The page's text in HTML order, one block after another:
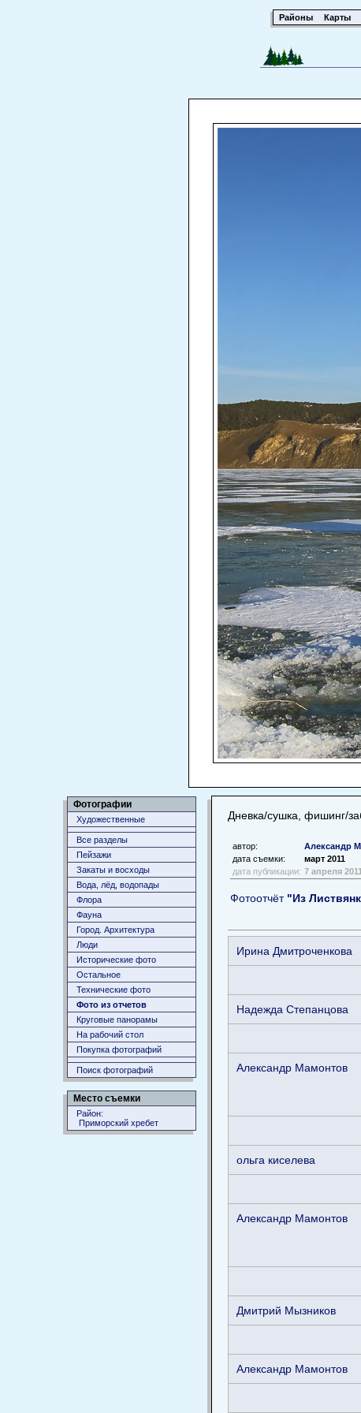
Районы Карты
Фотографии
Художественные
Все разделы
Пейзажи
Закаты и восходы
Вода, лёд, водопады
Флора
Фауна
Город. Архитектура
Люди
Исторические фото
Остальное
Технические фото
Фото из отчетов
Круговые панорамы
На рабочий стол
Покупка фотографий
Поиск фотографий
Место съемки
Район:
Приморский хребет
Дневка/сушка, фишинг/
автор:
Александр
дата съемки:
март 2011
дата публикации: 7 апреля 2011
Фотоотчёт "Из
Ирина Дмитроченкова
Надежда Степанцова
Александр Мамонтов
ольга киселева
Александр Мамонтов
Дмитрий Мызников
Александр Мамонтов